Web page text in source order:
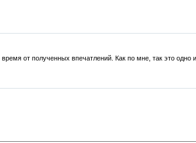
от полученных впечатлений. Как по мне, так это одно